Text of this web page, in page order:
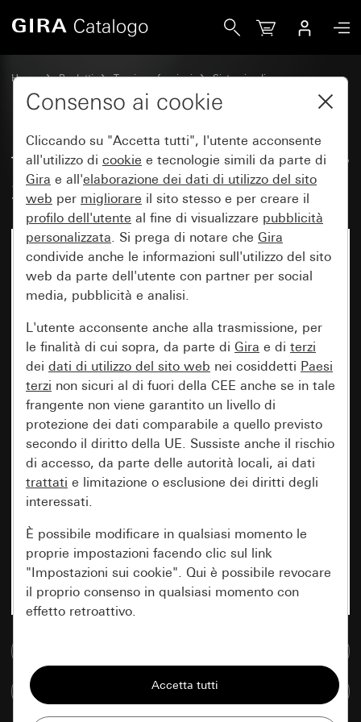
Home Prodotti Tecnica e funzioni
Sistemi radio
Altri sistemi radio
Trasmettitore a parete Bluetooth®
2 moduli
Confronta articoli
Consenso ai cookie
Cliccando su "Accetta tutti", l'utente acconsente
all'utilizzo di cookie e tecnologie simili da parte di
Gira e all'elaborazione dei dati di utilizzo del sito
web per migliorare il sito stesso e per creare il
profilo dell'utente al fine di visualizzare pubblicità
personalizzata. Si prega di notare che Gira
condivide anche le informazioni sull'utilizzo del sito
web da parte dell'utente con partner per social
media, pubblicità e analisi.
L'utente acconsente anche alla trasmissione, per
le finalità di cui sopra, da parte di Gira e di terzi
dei dati di utilizzo del sito web nei cosiddetti Paesi
terzi non sicuri al di fuori della CEE anche se in tale
frangente non viene garantito un livello di
protezione dei dati comparabile a quello previsto
secondo il diritto della UE. Sussiste anche il rischio
di accesso, da parte delle autorità locali, ai dati
trattati e limitazione o esclusione dei diritti degli
interessati.
È possibile modificare in qualsiasi momento le
proprie impostazioni facendo clic sul link
"Impostazioni sui cookie". Qui è possibile revocare
il proprio consenso in qualsiasi momento con
effetto retroattivo.
Tutti i cookie necessari per poter mostrare la
pagina.